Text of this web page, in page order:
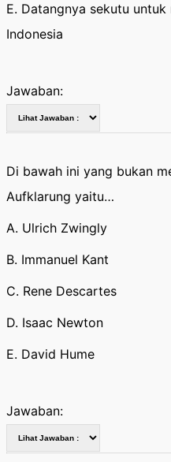
E. Datangnya sekutu
Indonesia
Jawaban:
Di bawah ini yang bukan
Aufklarung yaitu…
A. Ulrich Zwingly
B. Immanuel Kant
C. Rene Descartes
D. Isaac Newton
E. David Hume
Jawaban: